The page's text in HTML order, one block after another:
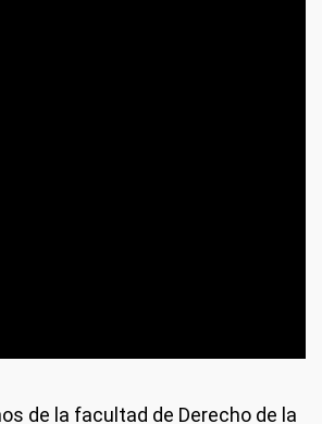
de la facultad de Derecho de la